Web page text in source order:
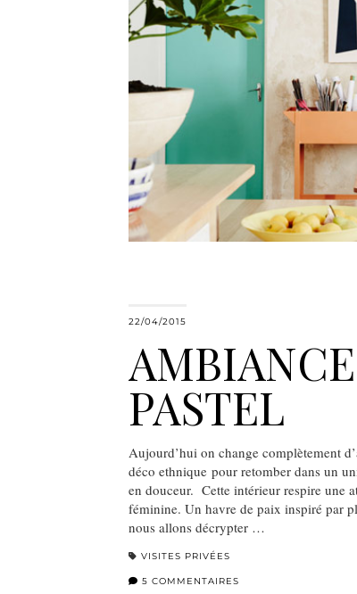
22/04/2015
AMBIANCE
PASTEL
Aujourd’hui on change complètement
déco ethnique pour retomber dans un
en douceur. Cette intérieur respire une
féminine. Un havre de paix inspiré par
nous allons décrypter …
VISITES PRIVÉES
5 COMMENTAIRES